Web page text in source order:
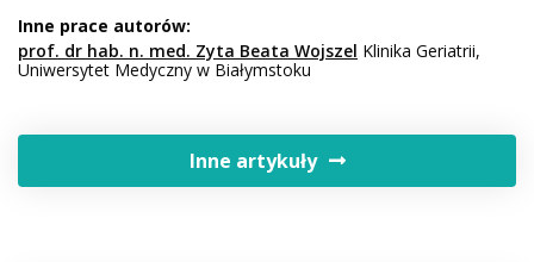
Inne prace autorów:
prof. dr hab. n. med. Zyta Beata Wojszel Klinika Geriatrii,
Uniwersytet Medyczny w Białymstoku
Inne artykuły